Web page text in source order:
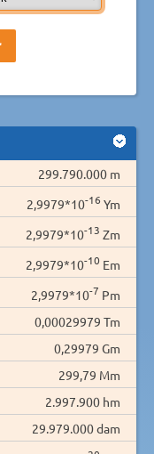
299.790.000 m
2,9979*10-16 Ym
2,9979*10-13 Zm
2,9979*10-10 Em
2,9979*10-7 Pm
0,00029979 Tm
0,29979 Gm
299,79 Mm
2.997.900 hm
29.979.000 dam